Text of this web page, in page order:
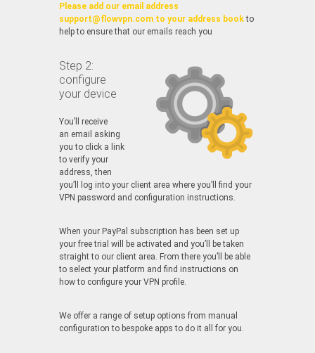
Please add our email address
support@flowvpn.com to your address bookto
help to ensure that our emails reach you
Step 2:
configure
your device
You’ll receive
an email asking
you to click a link
to verify your
address, then
you’ll log into your client area where you’ll find your
VPN password and configuration instructions.
When your PayPal subscription has been set up
your free trial will be activated and you’ll be taken
straight to our client area. From there you’ll be able
to select your platform and find instructions on
how to configure your VPN profile.
We offer a range of setup options from manual
configuration to bespoke apps to do it all for you.